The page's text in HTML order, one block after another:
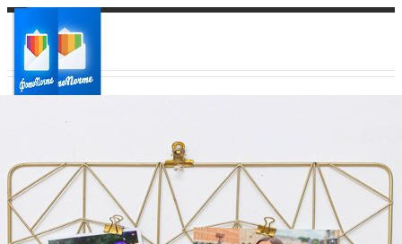
Ваш город:
Ваш регион доставки
Выберите из списка: